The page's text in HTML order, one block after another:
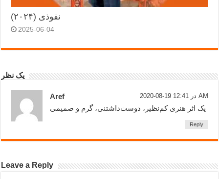
نفوذی (۲۰۲۴)
2025-06-04
یک نظر
Aref 2020-08-19 در 12:41 AM
یک اثر هنری کم‌نظیر، دوست‌داشتنی، گرم و صمیمی
Reply
Leave a Reply